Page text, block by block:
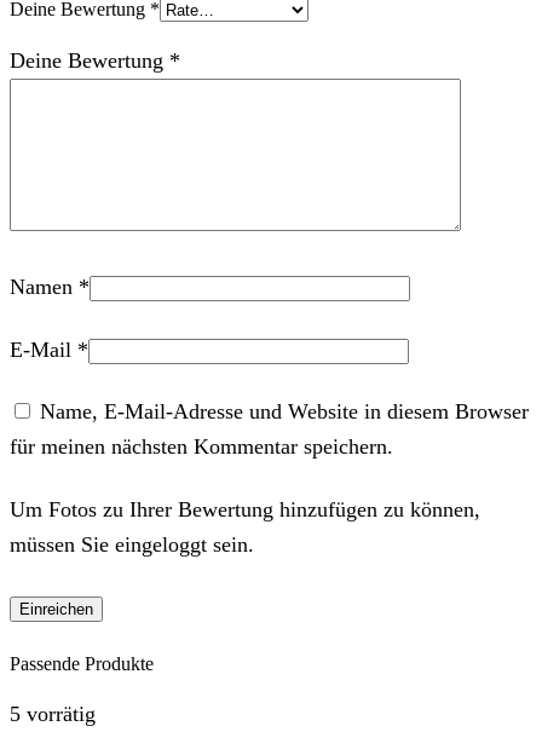
Deine Bewertung *
Deine Bewertung *
Namen *
E-Mail *
Name, E-Mail-Adresse und Website in diesem Browser
für meinen nächsten Kommentar speichern.
Um Fotos zu Ihrer Bewertung hinzufügen zu können,
müssen Sie eingeloggt sein.
Passende Produkte
5 vorrätig